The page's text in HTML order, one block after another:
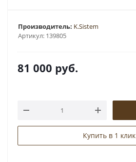
Артикул: 139805
Производитель: K.Sistem
81 000 руб.
Купить в 1 клик